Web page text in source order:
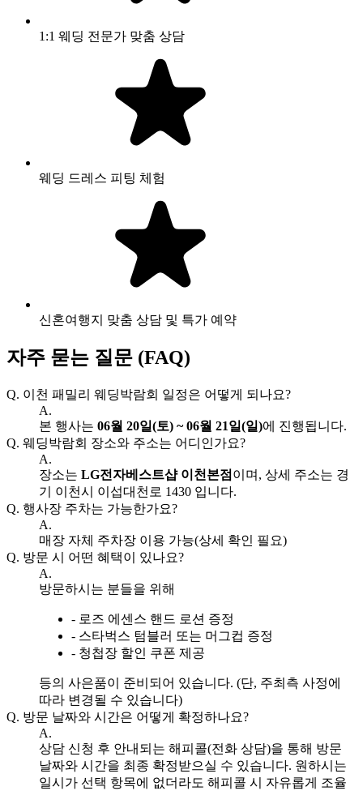
1:1 웨딩 전문가 맞춤 상담
웨딩 드레스 피팅 체험
신혼여행지 맞춤 상담 및 특가 예약
자주 묻는 질문 (FAQ)
Q. 이천 패밀리 웨딩박람회 일정은 어떻게 되나요?
A.
본 행사는 06월 20일(토) ~ 06월 21일(일)에 진행됩니다.
Q. 웨딩박람회 장소와 주소는 어디인가요?
A.
장소는 LG전자베스트샵 이천본점 이며, 상세 주소는 경
기 이천시 이섭대천로 1430 입니다.
Q. 행사장 주차는 가능한가요?
A.
매장 자체 주차장 이용 가능(상세 확인 필요)
Q. 방문 시 어떤 혜택이 있나요?
A.
방문하시는 분들을 위해
- 로즈 에센스 핸드 로션 증정
- 스타벅스 텀블러 또는 머그컵 증정
- 청첩장 할인 쿠폰 제공
등의 사은품이 준비되어 있습니다. (단, 주최측 사정에
따라 변경될 수 있습니다)
Q. 방문 날짜와 시간은 어떻게 확정하나요?
A.
상담 신청 후 안내되는 해피콜(전화 상담)을 통해 방문
날짜와 시간을 최종 확정받으실 수 있습니다. 원하시는
일시가 선택 항목에 없더라도 해피콜 시 자유롭게 조율